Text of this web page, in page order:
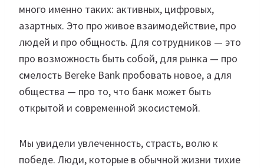
много именно таких: активных, цифровых,
азартных. Это про живое взаимодействие, про
людей и про общность. Для сотрудников — это
про возможность быть собой, для рынка — про
смелость Bereke Bank пробовать новое, а для
общества — про то, что банк может быть
открытой и современной экосистемой.
Мы увидели увлеченность, страсть, волю к
победе. Люди, которые в обычной жизни тихие